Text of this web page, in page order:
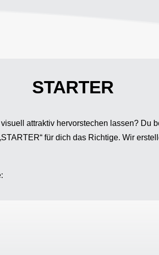
STARTER
attraktiv hervorstechen lassen? Du
für dich das Richtige. Wir